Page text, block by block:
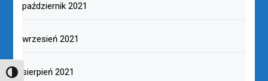
TOGGLE HIGH CONTRAST
październik 2021
wrzesień 2021
sierpień 2021